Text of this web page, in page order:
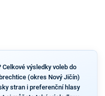
výsledky voleb do
(okres Nový Jičín)
stran i preferenční hlasy